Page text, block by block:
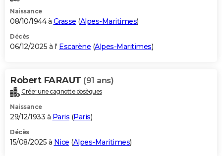
Naissance
08/10/1944 à Grasse (Alpes-Maritimes)
Décès
06/12/2025 à l' Escarène (Alpes-Maritimes)
Robert FARAUT (91 ans)
Créer une cagnotte obsèques
Naissance
29/12/1933 à Paris (Paris)
Décès
15/08/2025 à Nice (Alpes-Maritimes)